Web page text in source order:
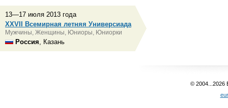
13—17 июля 2013 года
XXVII Всемирная летняя Универсиада
Мужчины, Женщины, Юниоры, Юниорки
Россия , Казань
© 2004...2026